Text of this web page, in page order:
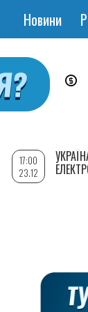
Основная
Новини
17:00
23.12